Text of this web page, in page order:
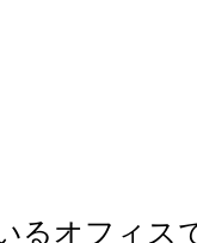
るオフィス